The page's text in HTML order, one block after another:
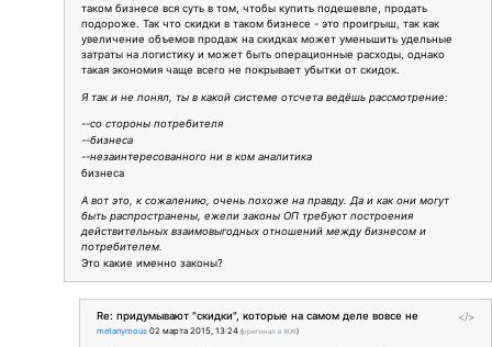
таком бизнесе вся суть в том, чтобы купить подешевле, продать
подороже. Так что скидки в таком бизнесе - это проигрыш, так как
увеличение объемов продаж на скидках может уменьшить удельные
затраты на логистику и может быть операционные расходы, однако
такая экономия чаще всего не покрывает убытки от скидок.
Я так и не понял, ты в какой системе отсчета ведёшь рассмотрение:
--со стороны потребителя
--бизнеса
--незаинтересованного ни в ком аналитика
бизнеса
А вот это, к сожалению, очень похоже на правду. Да и как они могут
быть распространены, ежели законы ОП требуют построения
действительных взаимовыгодных отношений между бизнесом и
потребителем.
Это какие именно законы?
</>
Re: придумывают "скидки", которые на самом деле вовсе не
metanymous 02 марта 2015, 13:24 (оригинал в ЖЖ)